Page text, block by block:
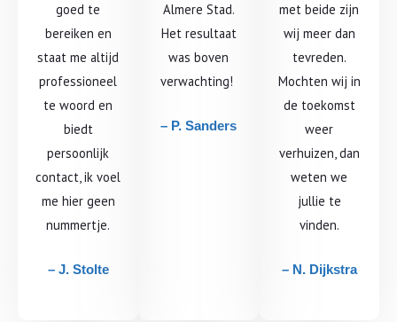
goed te
bereiken en
staat me altijd
professioneel
te woord en
biedt
persoonlijk
contact, ik voel
me hier geen
nummertje.
– J. Stolte
Almere Stad.
Het resultaat
was boven
verwachting!
– P. Sanders
met beide zijn
wij meer dan
tevreden.
Mochten wij in
de toekomst
weer
verhuizen, dan
weten we
jullie te
vinden.
– N. Dijkstra